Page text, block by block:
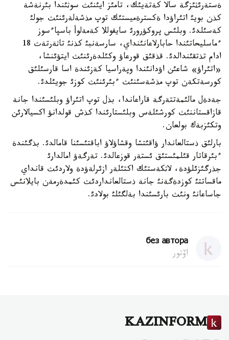
ةستةرئثئزگة سالا كةتةيئك، تامئز ايئنئث سوثئندا بئرنةشة
كذن بويئ اتئراؤدا ةكسترةميستئك توپ مذشةلةرئنئث جولئ
كةسئلدئ. وبلئس پروكؤرورئ سايفوللا كةمةلوأ باسپاءسوز
ءماسليحاتئندا حابارلاعانئنداي، سارسةنبئ كذنئ تاثةرتةث 18
ادام تذتقئندالدئ. قذقئق قورعاؤ وكئلدةرئنئث ايتؤئنشا،
«اتئراؤ» شاعئن اؤدانئندا وپةراسيا كةزئندة اسا قارسئلئق
كورسةتكةن توپ مذشةسئنئث ءبئرئنئث كوزئ جويئلدئ.
جةدةل مالئمةتتةرگة قاراعاندا، بذل توپ اتئراؤ وبلئسئندا جانة
قازاقستاننئث كورشئلةس وبلئستارئندا كذش قولدانؤ اكسيالارئن
وتكئزبةك بولعان.
بارلئق ذستالعاندار ؤاقئتشا وقشاؤلاؤ اباقتئسئنا قامالدئ. بذگئندة
ءبئرقاتار قئلمئستئق ئستةر قوزعالدئ. تةرگةؤ امالدارئ
جذرگئزئلؤدة، لاثكةستئك اكتئلةر ازئرلةؤدة ولاردئث قانداي
ماقساتتئ كوزدةگةنئ جانة ذستالعانداردئث كئمدةرمةن بايلانئس
جاساعانئ ونئث بارئسئندا بةلگئلئ بولادئ.
без автора
اۆتور
KAZINFORM